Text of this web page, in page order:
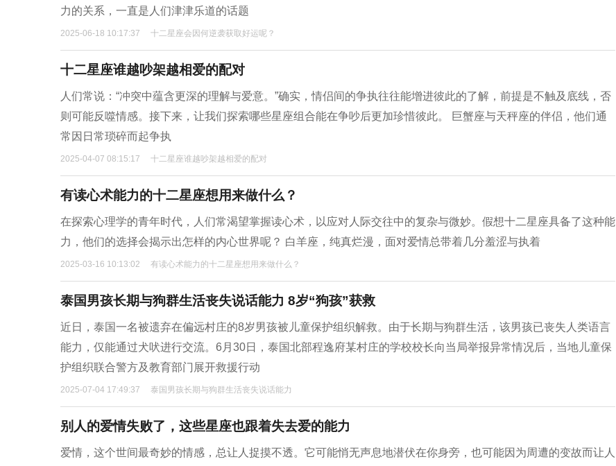
力的关系，一直是人们津津乐道的话题
2025-06-18 10:17:37 十二星座会因何逆袭获取好运呢？
十二星座谁越吵架越相爱的配对
人们常说：“冲突中蕴含更深的理解与爱意。”确实，情侣间的争执往往能增进彼此的了解，前提是不触及底线，否
则可能反噬情感。接下来，让我们探索哪些星座组合能在争吵后更加珍惜彼此。 巨蟹座与天秤座的伴侣，他们通
常因日常琐碎而起争执
2025-04-07 08:15:17 十二星座谁越吵架越相爱的配对
有读心术能力的十二星座想用来做什么？
在探索心理学的青年时代，人们常渴望掌握读心术，以应对人际交往中的复杂与微妙。假想十二星座具备了这种能
力，他们的选择会揭示出怎样的内心世界呢？ 白羊座，纯真烂漫，面对爱情总带着几分羞涩与执着
2025-03-16 10:13:02 有读心术能力的十二星座想用来做什么？
泰国男孩长期与狗群生活丧失说话能力 8岁“狗孩”获救
近日，泰国一名被遗弃在偏远村庄的8岁男孩被儿童保护组织解救。由于长期与狗群生活，该男孩已丧失人类语言
能力，仅能通过犬吠进行交流。6月30日，泰国北部程逸府某村庄的学校校长向当局举报异常情况后，当地儿童保
护组织联合警方及教育部门展开救援行动
2025-07-04 17:49:37 泰国男孩长期与狗群生活丧失说话能力
别人的爱情失败了，这些星座也跟着失去爱的能力
爱情，这个世间最奇妙的情感，总让人捉摸不透。它可能悄无声息地潜伏在你身旁，也可能因为周遭的变故而让人